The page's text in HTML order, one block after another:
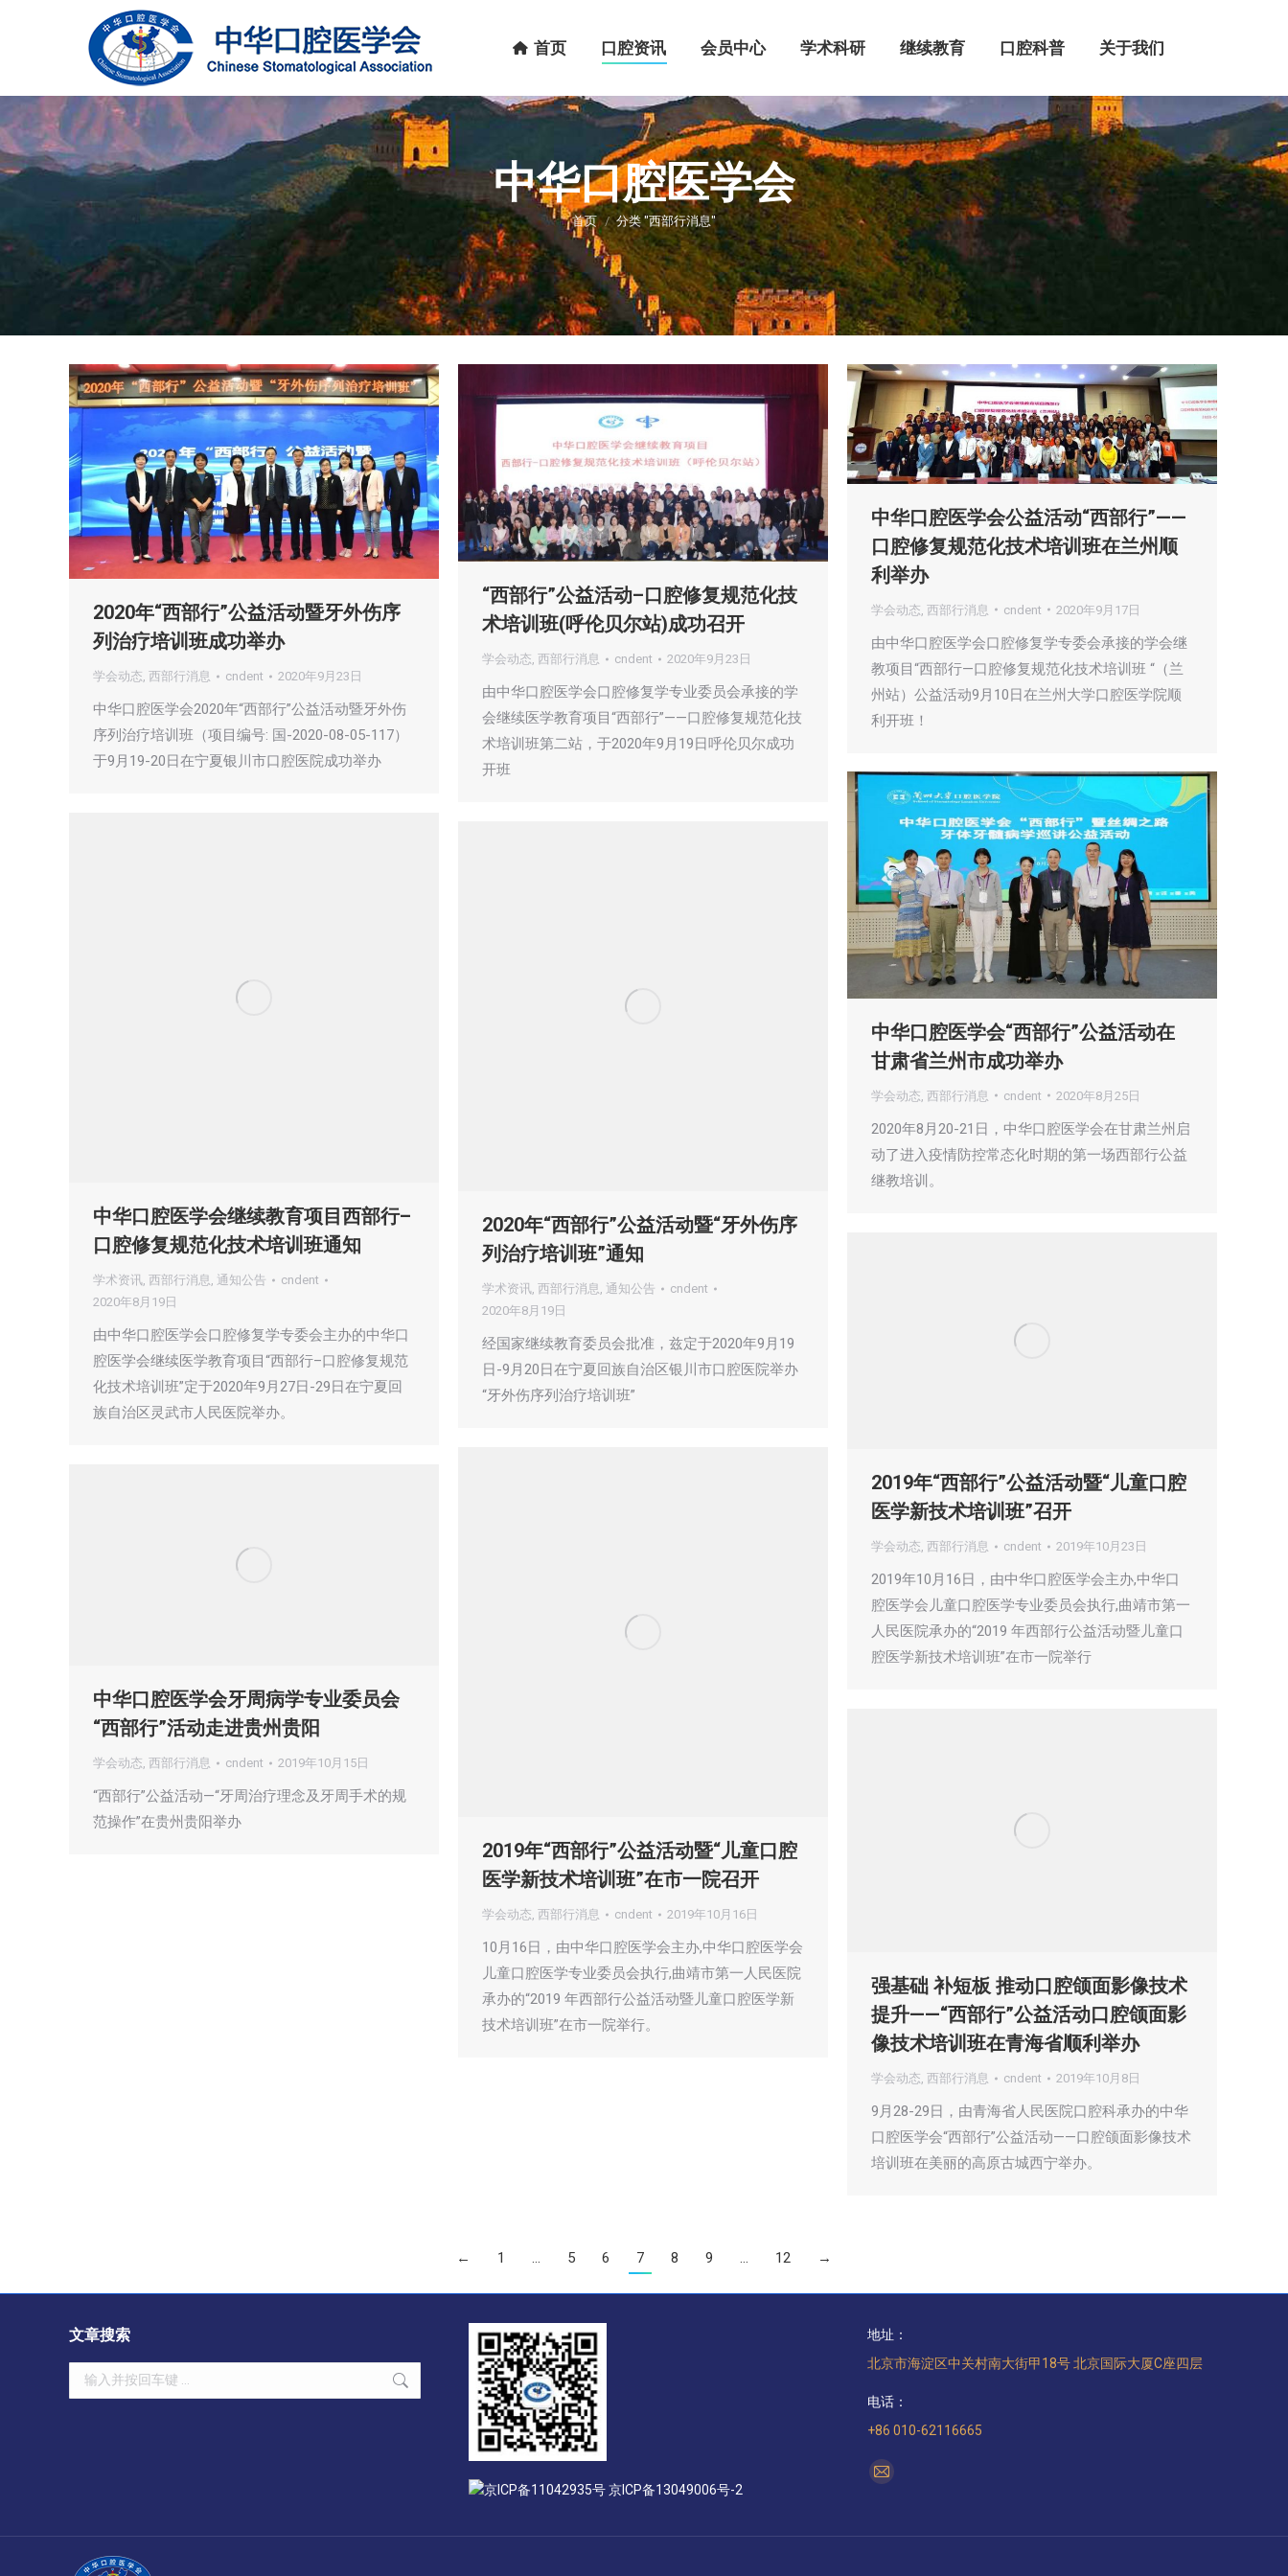
首页 口腔资讯 会员中心 学术科研 继续教育 口腔科普 关于我们
中华口腔医学会
您在这里：
首页 分类 "西部行消息"
2020年“西部行”公益活动暨牙外伤序
列治疗培训班成功举办
学会动态, 西部行消息 cndent 2020年9月23日
中华口腔医学会2020年“西部行”公益活动暨牙外伤
序列治疗培训班（项目编号: 国-2020-08-05-117）
于9月19-20日在宁夏银川市口腔医院成功举办
“西部行”公益活动–口腔修复规范化技
术培训班(呼伦贝尔站)成功召开
学会动态, 西部行消息 cndent 2020年9月23日
由中华口腔医学会口腔修复学专业委员会承接的学
会继续医学教育项目“西部行”——口腔修复规范化技
术培训班第二站，于2020年9月19日呼伦贝尔成功
开班
中华口腔医学会公益活动“西部行”——
口腔修复规范化技术培训班在兰州顺
利举办
学会动态 西部行消息 cndent 2020年9月17日
由中华口腔医学会口腔修复学专委会承接的学会继
教项目“西部行—口腔修复规范化技术培训班 “（兰
州站）公益活动9月10日在兰州大学口腔医学院顺
利开班！
中华口腔医学会“西部行”公益活动在
甘肃省兰州市成功举办
学会动态 西部行消息 cndent 2020年8月25日
2020年8月20-21日，中华口腔医学会在甘肃兰州启
动了进入疫情防控常态化时期的第一场西部行公益
继教培训。
中华口腔医学会继续教育项目西部行–
口腔修复规范化技术培训班通知
学术资讯, 西部行消息, 通知公告
cndent
2020年8月19日
由中华口腔医学会口腔修复学专委会主办的中华口
腔医学会继续医学教育项目“西部行–口腔修复规范
化技术培训班”定于2020年9月27日-29日在宁夏回
族自治区灵武市人民医院举办。
2020年“西部行”公益活动暨“牙外伤序
列治疗培训班”通知
学术资讯, 西部行消息, 通知公告
cndent
2020年8月19日
经国家继续教育委员会批准，兹定于2020年9月19
日-9月20日在宁夏回族自治区银川市口腔医院举办
“牙外伤序列治疗培训班”
2019年“西部行”公益活动暨“儿童口腔
医学新技术培训班”召开
学会动态, 西部行消息 cndent 2019年10月23日
2019年10月16日，由中华口腔医学会主办,中华口
腔医学会儿童口腔医学专业委员会执行,曲靖市第一
人民医院承办的“2019 年西部行公益活动暨儿童口
腔医学新技术培训班”在市一院举行
2019年“西部行”公益活动暨“儿童口腔
医学新技术培训班”在市一院召开
学会动态, 西部行消息 cndent 2019年10月16日
10月16日，由中华口腔医学会主办,中华口腔医学会
儿童口腔医学专业委员会执行,曲靖市第一人民医院
承办的“2019 年西部行公益活动暨儿童口腔医学新
技术培训班”在市一院举行。
中华口腔医学会牙周病学专业委员会
“西部行”活动走进贵州贵阳
学会动态, 西部行消息 cndent 2019年10月15日
“西部行”公益活动—“牙周治疗理念及牙周手术的规
范操作”在贵州贵阳举办
强基础 补短板 推动口腔颌面影像技术
提升——“西部行”公益活动口腔颌面影
像技术培训班在青海省顺利举办
学会动态, 西部行消息 cndent 2019年10月8日
9月28-29日，由青海省人民医院口腔科承办的中华
口腔医学会“西部行”公益活动——口腔颌面影像技术
培训班在美丽的高原古城西宁举办。
← 1 … 5 6 7 8 9 … 12 →
文章搜索
Search:
京ICP备11042935号 京ICP备13049006号-2
地址：
北京市海淀区中关村南大街甲18号 北京国际大厦C座四层
电话：
+86 010-62116665
找到我们：
Mail
opens